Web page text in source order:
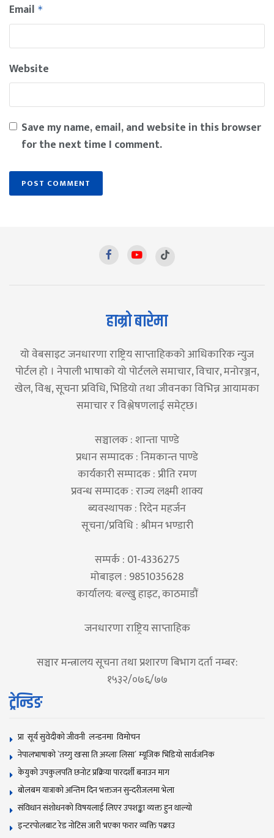
Email *
Website
Save my name, email, and website in this browser
for the next time I comment.
हाम्रो बारेमा
यो वेबसाइट जनधारणा राष्ट्रिय साप्ताहिकको आधिकारिक न्युज
पोर्टल हो । नेपाली भाषाको यो पोर्टलले समाचार, विचार, मनोरञ्जन,
खेल, विश्व, सूचना प्रविधि, भिडियो तथा जीवनका विभिन्न आयामका
समाचार र विश्लेषणलाई समेट्छ।
सञ्चालक : शान्ता पाण्डे
प्रधान सम्पादक : निमकान्त पाण्डे
कार्यकारी सम्पादक : प्रीति रमण
प्रवन्ध सम्पादक : राज्य लक्ष्मी शाक्य
ब्यवस्थापक : रिदेन महर्जन
सूचना/प्रविधि : श्रीमन भण्डारी
सम्पर्क : 01-4336275
मोबाइल : 9851035628
कार्यालय: बल्खु हाइट, काठमाडौं
जनधारणा राष्ट्रिय साप्ताहिक
सञ्चार मन्त्रालय सूचना तथा प्रशारण बिभाग दर्ता नम्बर:
१५३२/०७६/७७
ट्रेन्डिङ
प्रा सूर्य सुवेदीको जीवनी लन्डनमा विमोचन
नेपालभाषाकाे `तय्गु खःसा ति अय्लाः लिसा´ म्यूजिक भिडियाे सार्वजनिक
केयुको उपकुलपति छनोट प्रक्रिया पारदर्शी बनाउन माग
बोलबम यात्राकाे अन्तिम दिन भक्तजन सुन्दरीजलमा भेला
संविधान संशोधनकाे विषयलाई लिएर उपशङ्का व्यक्त हुन थाल्याे
इन्टरपोलबाट रेड नोटिस जारी भएका फरार व्यक्ति पक्राउ